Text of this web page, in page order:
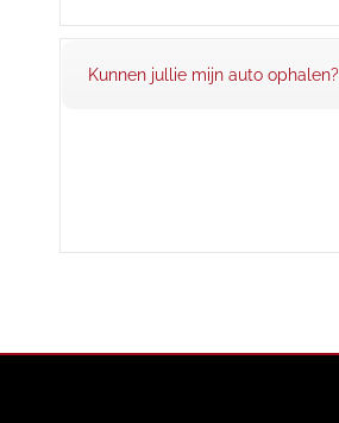
Kunnen jullie mijn auto ophalen?